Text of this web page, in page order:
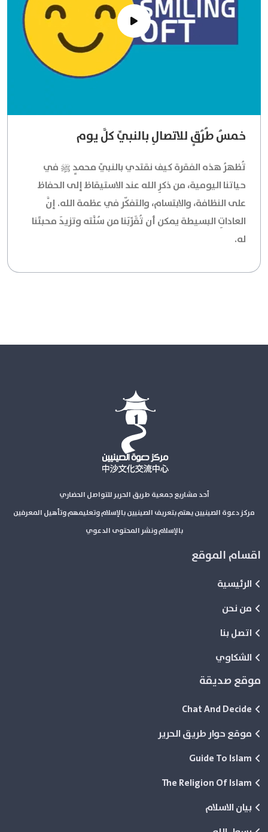
خمسُ طُرُقٍ للاتصالِ بالنبيِّ كلَّ يوم
تُظهرُ هذه الفقرة كيف نقتدي بالنبيِّ محمدٍ ﷺ في
حياتنا اليومية، من ذكرِ الله عند الاستيقاظ إلى الحفاظ
على النظافة، والابتسام، والتفكّر في عظمة الله. إنَّ
العاداتِ البسيطة يمكن أن تُقَرِّبَنا من سُنَّته وتزيدَ محبتَنا
له.
أحد مشاريع جمعية طريق الحرير للتواصل الحضاري
مركز دعوة الصينيين يهتم بتعريف الصينيين بالإسلام وتعليمهم وتأهيل المعرفين
بالإسلام ونشر المحتوى الدعوي
اقسام الموقع
الرئيسية
من نحن
اتصل بنا
الشكاوي
موقع صديقة
Chat And Decide
موقع حوار طريق الحرير
Guide To Islam
The Religion Of Islam
بيان الاسلام